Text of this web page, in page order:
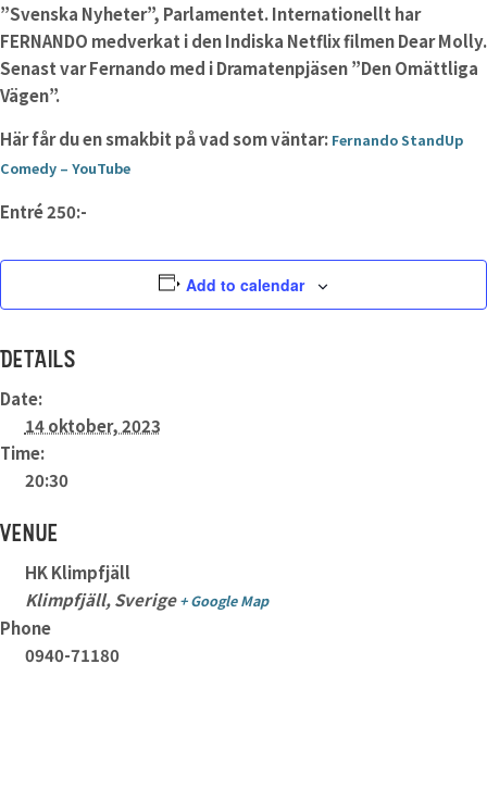
”Svenska Nyheter”, Parlamentet. Internationellt har
FERNANDO medverkat i den Indiska Netflix filmen Dear Molly.
Senast var Fernando med i Dramatenpjäsen ”Den Omättliga
Vägen”.
Här får du en smakbit på vad som väntar: Fernando StandUp
Comedy – YouTube
Entré 250:-
Add to calendar
DETAILS
Date:
14 oktober, 2023
Time:
20:30
VENUE
HK Klimpfjäll
Klimpfjäll, Sverige + Google Map
Phone
0940-71180